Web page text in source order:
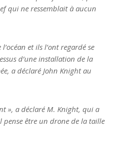
qui ne ressemblait à aucun
et ils l’ont regardé se
d’une installation de la
a déclaré John Knight au
», a déclaré M. Knight, qui a
pense être un drone de la taille